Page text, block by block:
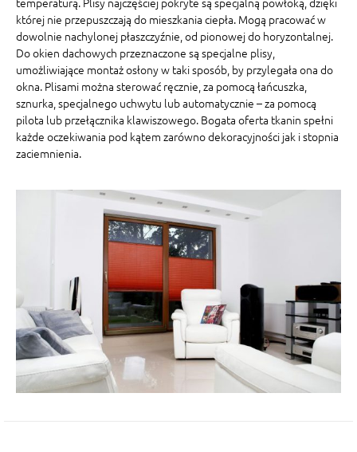
której nie przepuszczają do mieszkania ciepła. Mogą pracować w
dowolnie nachylonej płaszczyźnie, od pionowej do horyzontalnej.
Do okien dachowych przeznaczone są specjalne plisy,
umożliwiające montaż osłony w taki sposób, by przylegała ona do
okna. Plisami można sterować ręcznie, za pomocą łańcuszka,
sznurka, specjalnego uchwytu lub automatycznie – za pomocą
pilota lub przełącznika klawiszowego. Bogata oferta tkanin spełni
każde oczekiwania pod kątem zarówno dekoracyjności jak i stopnia
zaciemnienia.